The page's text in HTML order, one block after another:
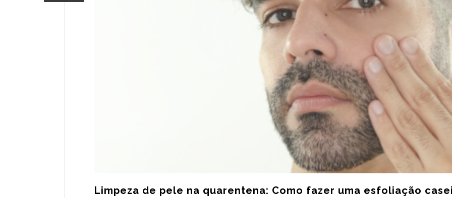
Limpeza de pele na quarentena: Como fazer uma esfoliação